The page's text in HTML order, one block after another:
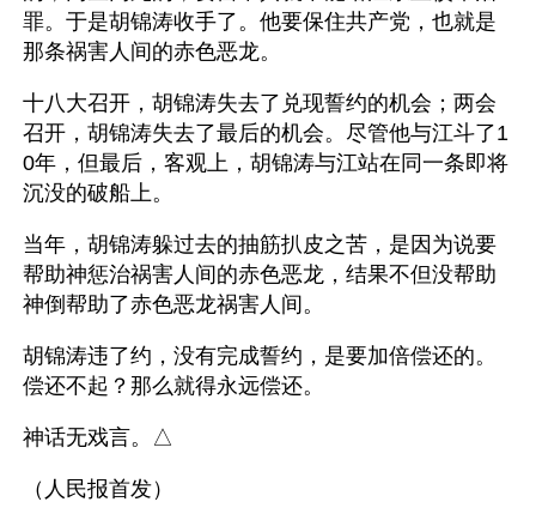
罪。于是胡锦涛收手了。他要保住共产党，也就是
那条祸害人间的赤色恶龙。
十八大召开，胡锦涛失去了兑现誓约的机会；两会
召开，胡锦涛失去了最后的机会。尽管他与江斗了1
0年，但最后，客观上，胡锦涛与江站在同一条即将
沉没的破船上。
当年，胡锦涛躲过去的抽筋扒皮之苦，是因为说要
帮助神惩治祸害人间的赤色恶龙，结果不但没帮助
神倒帮助了赤色恶龙祸害人间。
胡锦涛违了约，没有完成誓约，是要加倍偿还的。
偿还不起？那么就得永远偿还。
神话无戏言。△
（人民报首发）